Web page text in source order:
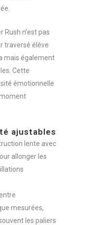
Rush n’est pas
traversé élève
mais également
Cette
émotionnelle
ajustables
lente avec
allonger les
mesurées,
les paliers